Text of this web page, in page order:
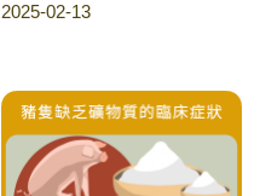
2025-02-13